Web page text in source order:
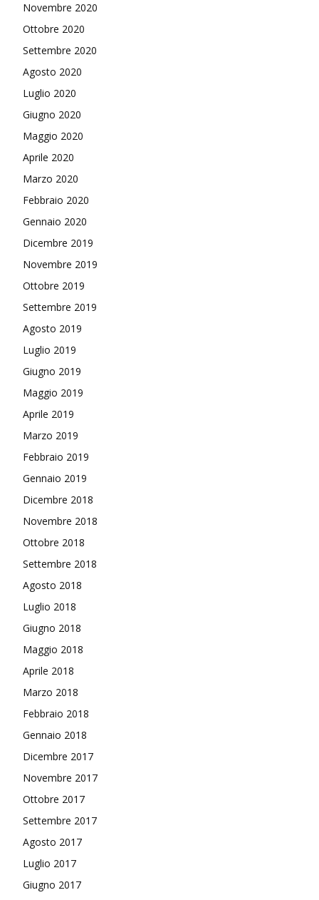
Novembre 2020
Ottobre 2020
Settembre 2020
Agosto 2020
Luglio 2020
Giugno 2020
Maggio 2020
Aprile 2020
Marzo 2020
Febbraio 2020
Gennaio 2020
Dicembre 2019
Novembre 2019
Ottobre 2019
Settembre 2019
Agosto 2019
Luglio 2019
Giugno 2019
Maggio 2019
Aprile 2019
Marzo 2019
Febbraio 2019
Gennaio 2019
Dicembre 2018
Novembre 2018
Ottobre 2018
Settembre 2018
Agosto 2018
Luglio 2018
Giugno 2018
Maggio 2018
Aprile 2018
Marzo 2018
Febbraio 2018
Gennaio 2018
Dicembre 2017
Novembre 2017
Ottobre 2017
Settembre 2017
Agosto 2017
Luglio 2017
Giugno 2017